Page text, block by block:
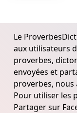
Le
aux utilisateurs
proverbes,
envoyées et
proverbes, nous
Pour utiliser les
Partager sur